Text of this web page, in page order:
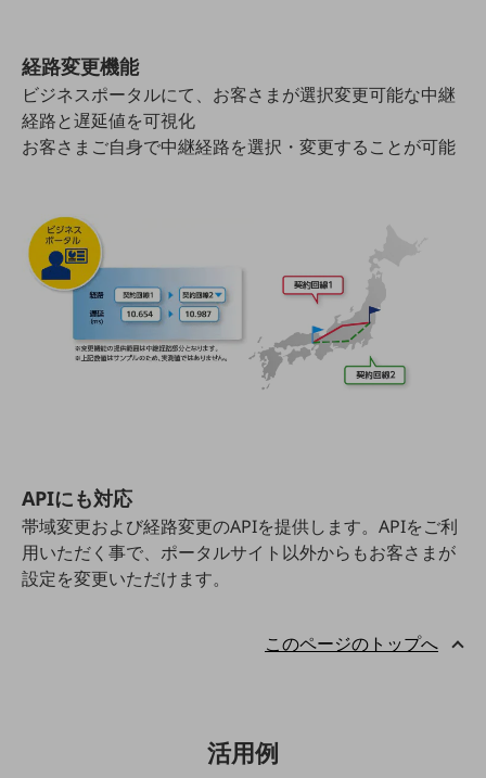
マーケティング
業務効率化
災害対策
地域共創・地方創生
セキュリティ対策
遠隔監視
顧客体験（CX）改善
自治体
一次産業
医療・介護
経路変更機能
ビジネスポータルにて、お客さまが選択変更可能な中継
経路と遅延値を可視化
お客さまご自身で中継経路を選択・変更することが可能
APIにも対応
帯域変更および経路変更のAPIを提供します。APIをご利
用いただく事で、ポータルサイト以外からもお客さまが
設定を変更いただけます。
このページのトップへ
活用例